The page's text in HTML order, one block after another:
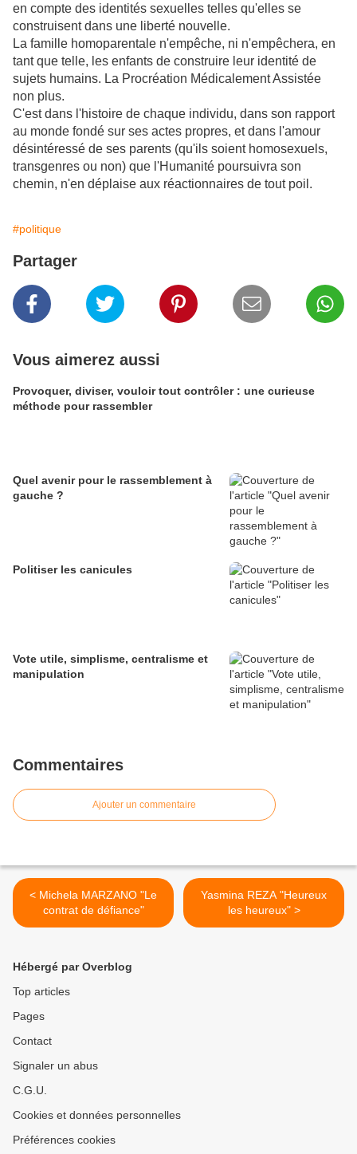
en compte des identités sexuelles telles qu'elles se
construisent dans une liberté nouvelle.
La famille homoparentale n'empêche, ni n'empêchera, en
tant que telle, les enfants de construire leur identité de
sujets humains. La Procréation Médicalement Assistée
non plus.
C'est dans l'histoire de chaque individu, dans son rapport
au monde fondé sur ses actes propres, et dans l'amour
désintéressé de ses parents (qu'ils soient homosexuels,
transgenres ou non) que l'Humanité poursuivra son
chemin, n'en déplaise aux réactionnaires de tout poil.
#politique
Partager
Vous aimerez aussi
Provoquer, diviser, vouloir tout contrôler : une curieuse
méthode pour rassembler
Quel avenir pour le rassemblement à
gauche ?
Politiser les canicules
Vote utile, simplisme, centralisme et
manipulation
Commentaires
Ajouter un commentaire
< Michela MARZANO "Le
contrat de défiance"
Yasmina REZA "Heureux
les heureux" >
Hébergé par Overblog
Top articles
Pages
Contact
Signaler un abus
C.G.U.
Cookies et données personnelles
Préférences cookies